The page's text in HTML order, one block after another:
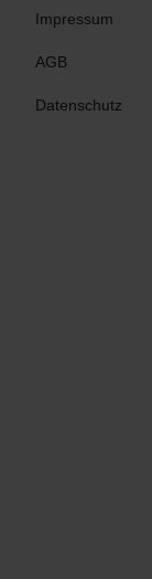
Impressum
AGB
Datenschutz